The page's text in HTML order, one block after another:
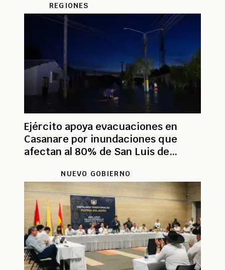
REGIONES
Ejército apoya evacuaciones en
Casanare por inundaciones que
afectan al 80% de San Luis de
NUEVO GOBIERNO